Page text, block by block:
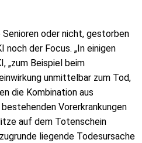
oder nicht, gestorben
noch der Focus. „In einigen
„zum Beispiel beim
unmittelbar zum Tod,
die Kombination aus
Vorerkrankungen
auf dem Totenschein
liegende Todesursache